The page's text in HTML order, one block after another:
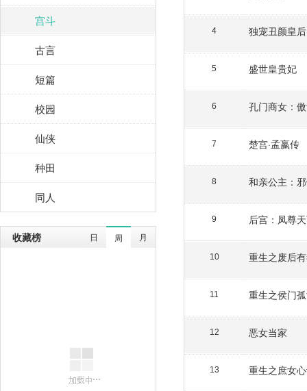
宫斗
古言
短篇
校园
仙侠
种田
同人
收藏榜 日 周 月
4 独宠丑颜皇后
5 盛世皇贵妃
6 孔门商女：
7 楚宫·孟嬴传
8 和亲公主：
9 后宫：凤尊
10 重生之废后
11 重生之侯门
12 恶女当家
13 重生之庶女